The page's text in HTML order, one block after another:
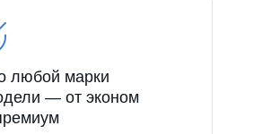
любой марки
— от эконом